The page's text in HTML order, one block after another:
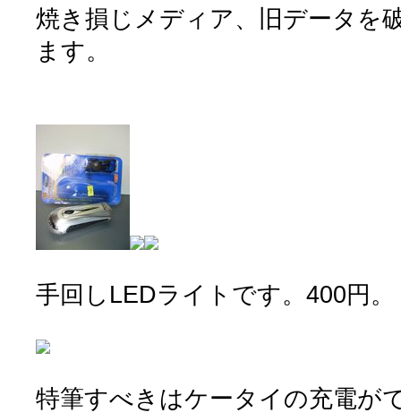
焼き損じメディア、旧データを
ます。
手回しLEDライトです。400円。
特筆すべきはケータイの充電が